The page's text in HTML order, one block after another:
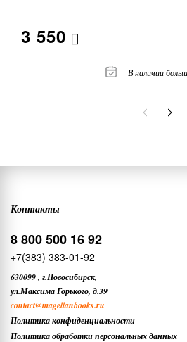
3 550
В наличии
Контакты
8 800 500 16 92
+7(383) 383-01-92
630099, г.Новосибирск,
ул.Максима Горького, д.39
contact@magellanbooks.ru
Политика конфиденциальности
Политика обработки персональных данных